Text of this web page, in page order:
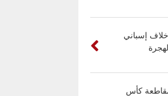
إسباني
بمقاطعة كأس